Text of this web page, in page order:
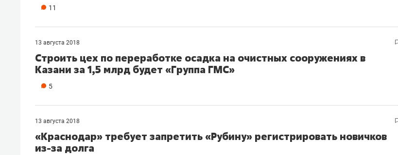
11
13 августа 2018
Строить цех по переработке осадка на очистных сооружениях в
Казани за 1,5 млрд будет «Группа ГМС»
5
13 августа 2018
«Краснодар» требует запретить «Рубину» регистрировать новичков
из-за долга